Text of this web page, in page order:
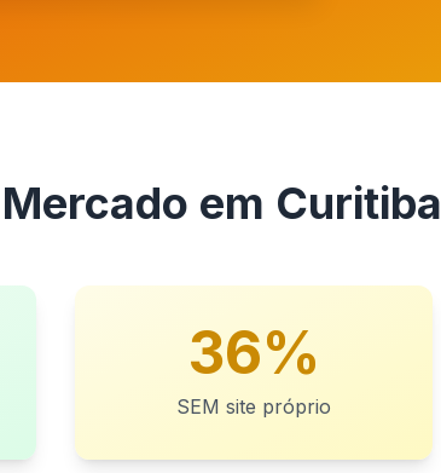
em Curitiba
36%
SEM site próprio